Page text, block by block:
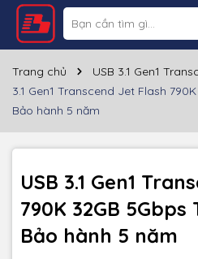
Trang chủ USB 3.1 Gen1
3.1 Gen1 Transcend Jet Flash
Bảo hành 5 năm
USB 3.1 Gen1
790K 32GB 5Gbps
Bảo hành 5 năm
Thông số kỹ thuật
Thương hiệu TRANSCEND
Cổng giao tiếp Cần có cổng
HĐH hỗ trợ Windows,